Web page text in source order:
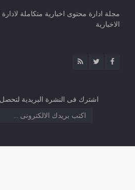
مجلة ادارة محتوى اخبارية متكاملة
الاخبارية
اشترك فى النشرة البريدية